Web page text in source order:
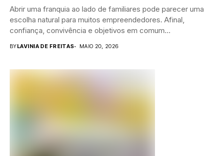
Abrir uma franquia ao lado de familiares pode parecer uma
escolha natural para muitos empreendedores. Afinal,
confiança, convivência e objetivos em comum
BYLAVINIA DE FREITAS MAIO 20, 2026